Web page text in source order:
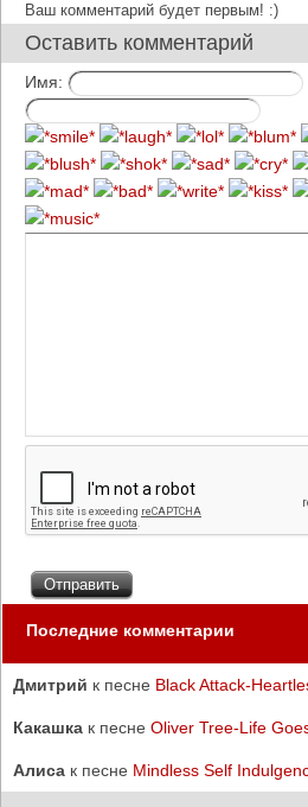
Ваш комментарий будет первым! :)
Оставить комментарий
Имя:
Последние комментарии
Дмитрий к песне Black Attack-
Какашка к песне Oliver Tree-Life
Алиса к песне Mindless Self